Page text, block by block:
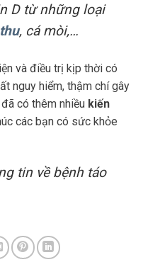
D từ những loại
, cá mòi,…
và điều trị kịp thời có
nguy hiểm, thậm chí gây
có thêm nhiều kiến
các bạn có sức khỏe
tin về bệnh táo